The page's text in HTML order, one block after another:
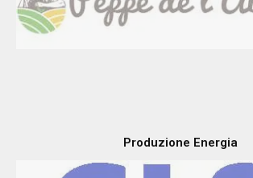
Produzione Energia